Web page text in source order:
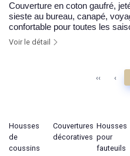
Couverture en coton gaufré,
sieste au bureau, canapé,
confortable pour toutes les
Voir le détail
‹‹ ‹
Housses
de
coussins
Couvertures
décoratives
Housses
pour
fauteuils